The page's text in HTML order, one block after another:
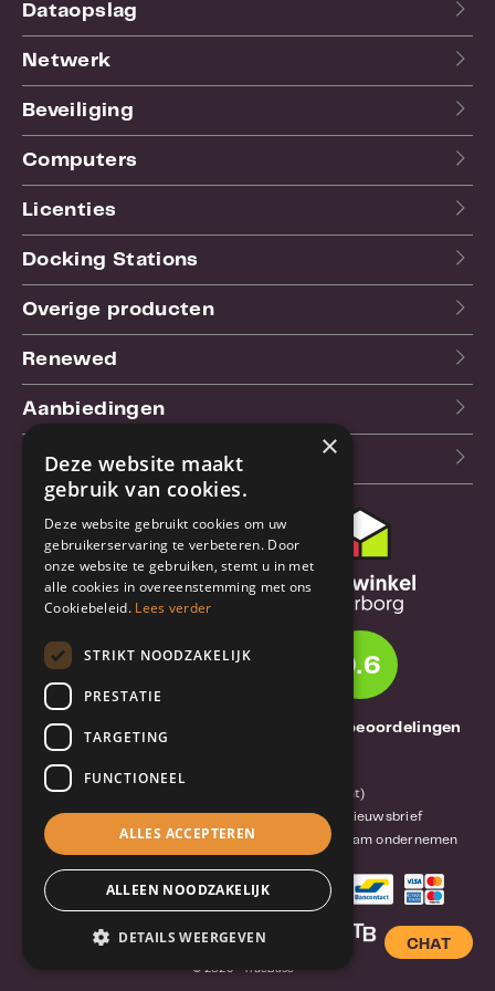
CHAT
Dataopslag
Netwerk
Beveiliging
Computers
Licenties
Docking Stations
Overige producten
Renewed
Aanbiedingen
Blog
Klantenservice
Bestel- en
verzendinformatie
Garantie en reparatie
Annuleren of retourneren
Over TrueBase
9.6
1261 Thuisbeoordelingen
Over TrueBase
Privacy en voorwaarden (consument)
Algemene voorwaarden (zakelijk)
Blog en nieuwsbrief
Reviews van klanten
Mobile-Harddisk.nl Duurzaam ondernemen
© 2026 - TrueBase ®
×
Deze website maakt
gebruik van cookies.
Deze website gebruikt cookies om uw
gebruikerservaring te verbeteren. Door
onze website te gebruiken, stemt u in met
alle cookies in overeenstemming met ons
Cookiebeleid. Lees verder
STRIKT NOODZAKELIJK
PRESTATIE
TARGETING
FUNCTIONEEL
ALLES ACCEPTEREN
ALLEEN NOODZAKELIJK
DETAILS WEERGEVEN